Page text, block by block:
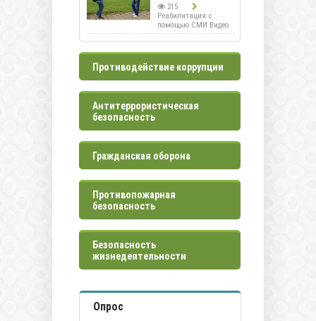
215
Реабилитация с
помощью СМИ Видео
Противодействие коррупции
Антитеррористическая
безопасность
Гражданская оборона
Противопожарная
безопасность
Безопасность
жизнедеятельности
Опрос